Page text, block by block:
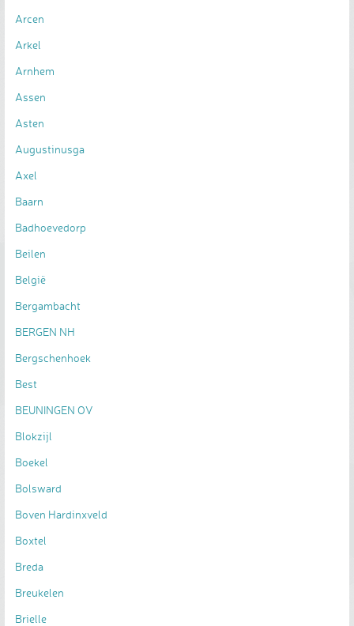
Arcen
Arkel
Arnhem
Assen
Asten
Augustinusga
Axel
Baarn
Badhoevedorp
Beilen
België
Bergambacht
BERGEN NH
Bergschenhoek
Best
BEUNINGEN OV
Blokzijl
Boekel
Bolsward
Boven Hardinxveld
Boxtel
Breda
Breukelen
Brielle